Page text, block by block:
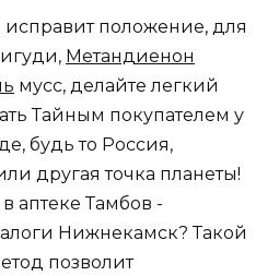
исправит положение, для
Метандиенон
мусс, делайте легкий
Тайным покупателем у
будь то Россия,
другая точка планеты!
аптеке Тамбов -
Нижнекамск? Такой
позволит